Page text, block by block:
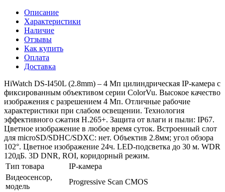
Описание
Характеристики
Наличие
Отзывы
Как купить
Оплата
Доставка
HiWatch DS-I450L (2.8mm) – 4 Мп цилиндрическая IP-камера с
фиксированным объективом серии ColorVu. Высокое качество
изображения с разрешением 4 Мп. Отличные рабочие
характеристики при слабом освещении. Технология
эффективного сжатия H.265+. Защита от влаги и пыли: IP67.
Цветное изображение в любое время суток. Встроенный слот
для microSD/SDHC/SDXC: нет. Объектив 2.8мм; угол обзора
102°. Цветное изображение 24ч. LED-подсветка до 30 м. WDR
120дБ. 3D DNR, ROI, коридорный режим.
Тип товара
IP-камера
Видеосенсор,
модель
Progressive Scan CMOS